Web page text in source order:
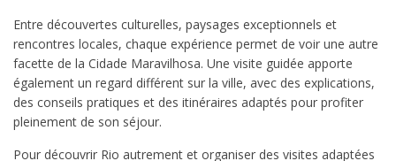
Entre découvertes culturelles, paysages exceptionnels et
rencontres locales, chaque expérience permet de voir une autre
facette de la Cidade Maravilhosa. Une visite guidée apporte
également un regard différent sur la ville, avec des explications,
des conseils pratiques et des itinéraires adaptés pour profiter
pleinement de son séjour.
Pour découvrir Rio autrement et organiser des visites adaptées